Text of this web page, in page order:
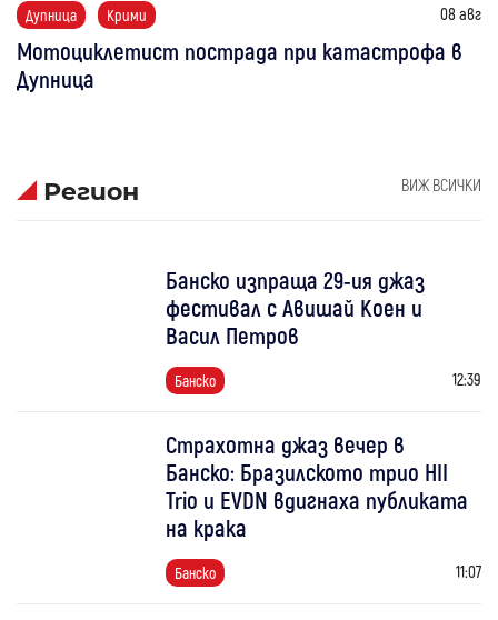
Дупница Крими 08 авг
Мотоциклетист пострада при катастрофа в
Дупница
Регион ВИЖ ВСИЧКИ
Банско изпраща 29-ия джаз
фестивал с Авишай Коен и
Васил Петров
Банско 12:39
Страхотна джаз вечер в
Банско: Бразилското трио HII
Trio и EVDN вдигнаха публиката
на крака
Банско 11:07